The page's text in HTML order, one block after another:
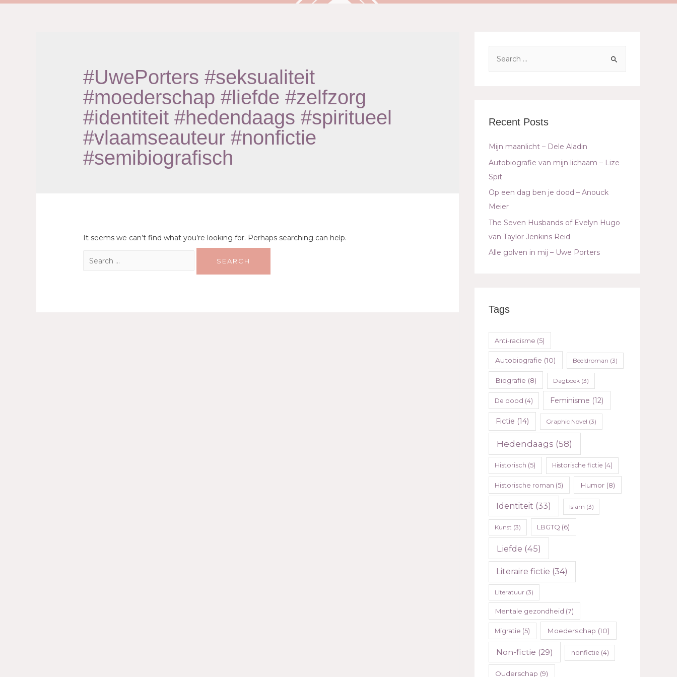
#UwePorters #seksualiteit
#moederschap #liefde #zelfzorg
#identiteit #hedendaags #spiritueel
#vlaamseauteur #nonfictie
#semibiografisch
It seems we can’t find what you’re looking for. Perhaps searching can help.
Recent Posts
Mijn maanlicht – Dele Aladin
Autobiografie van mijn lichaam – Lize
Spit
Op een dag ben je dood – Anouck
Meier
The Seven Husbands of Evelyn Hugo
van Taylor Jenkins Reid
Alle golven in mij – Uwe Porters
Tags
Anti-racisme (5)
Autobiografie (10) Beeldroman (3)
Biografie (8) Dagboek (3)
De dood (4) Feminisme (12)
Fictie (14) Graphic Novel (3)
Hedendaags (58)
Historisch (5) Historische fictie (4)
Historische roman (5) Humor (8)
Identiteit (33) Islam (3)
Kunst (3) LBGTQ (6)
Liefde (45)
Literaire fictie (34)
Literatuur(3)
Mentale gezondheid (7)
Migratie (5) Moederschap (10)
Non-fictie (29) nonfictie (4)
Ouderschap (9)